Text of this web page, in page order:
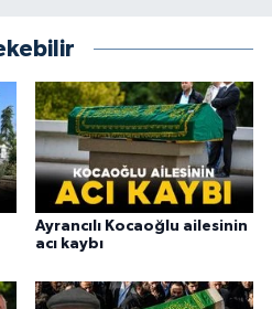
Ayrancılı Kocaoğlu ailesinin
acı kaybı